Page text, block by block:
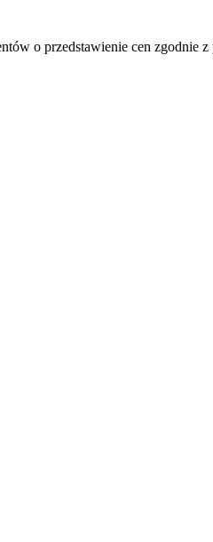
o przedstawienie cen zgodnie z